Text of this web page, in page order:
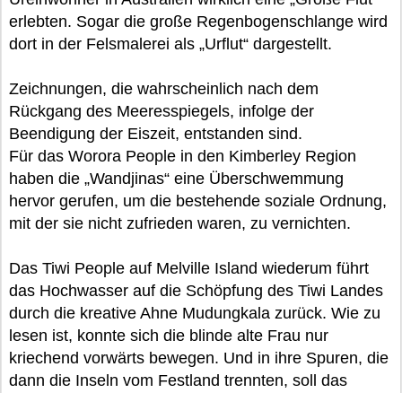
erlebten. Sogar die große Regenbogenschlange wird
dort in der Felsmalerei als „Urflut“ dargestellt.
Zeichnungen, die wahrscheinlich nach dem
Rückgang des Meeresspiegels, infolge der
Beendigung der Eiszeit, entstanden sind.
Für das Worora People in den Kimberley Region
haben die „Wandjinas“ eine Überschwemmung
hervor gerufen, um die bestehende soziale Ordnung,
mit der sie nicht zufrieden waren, zu vernichten.
Das Tiwi People auf Melville Island wiederum führt
das Hochwasser auf die Schöpfung des Tiwi Landes
durch die kreative Ahne Mudungkala zurück. Wie zu
lesen ist, konnte sich die blinde alte Frau nur
kriechend vorwärts bewegen. Und in ihre Spuren, die
dann die Inseln vom Festland trennten, soll das